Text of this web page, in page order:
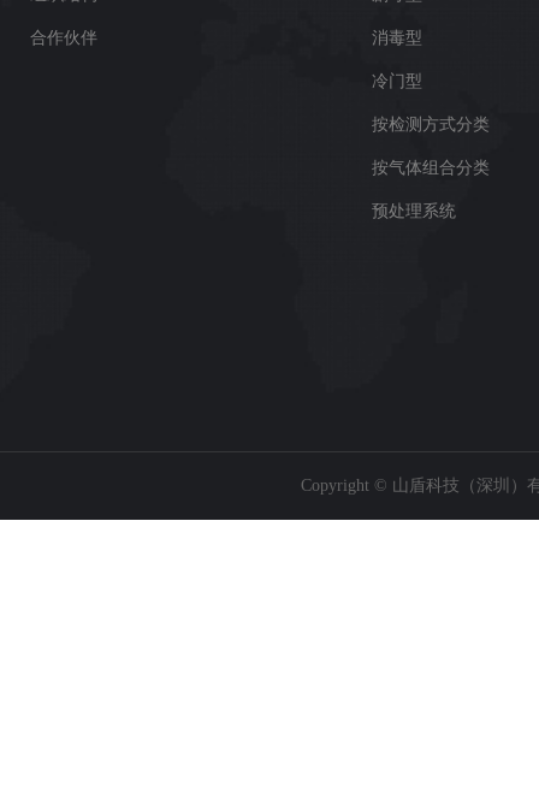
合作伙伴 消毒型
冷门型
按检测方式分类
按气体组合分类
预处理系统
Copyright © 山盾科技（深圳）